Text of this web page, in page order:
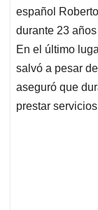
español
durante 23
En el último
salvó a pesar
aseguró que
prestar